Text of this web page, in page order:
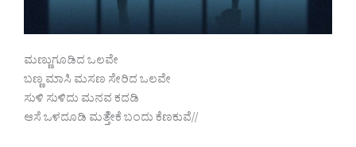
ಮಣ್ಣುಗೂಡಿದ ಒಲವೇ
ಬಣ್ಣ ಮಾಸಿ ಮಸಣ ಸೇರಿದ ಒಲವೇ
ಸುಳಿ ಸುಳಿದು ಮನವ ಕದಡಿ
ಆಸೆ ಒಳದೂಡಿ ಮತ್ತೆೇಕೆ ಬಂದು ಕೆಣಕುವೆ//